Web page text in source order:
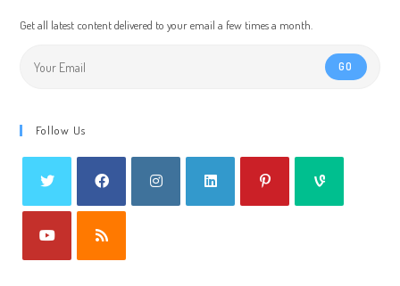
Get all latest content delivered to your email a few times a month.
GO
Follow Us